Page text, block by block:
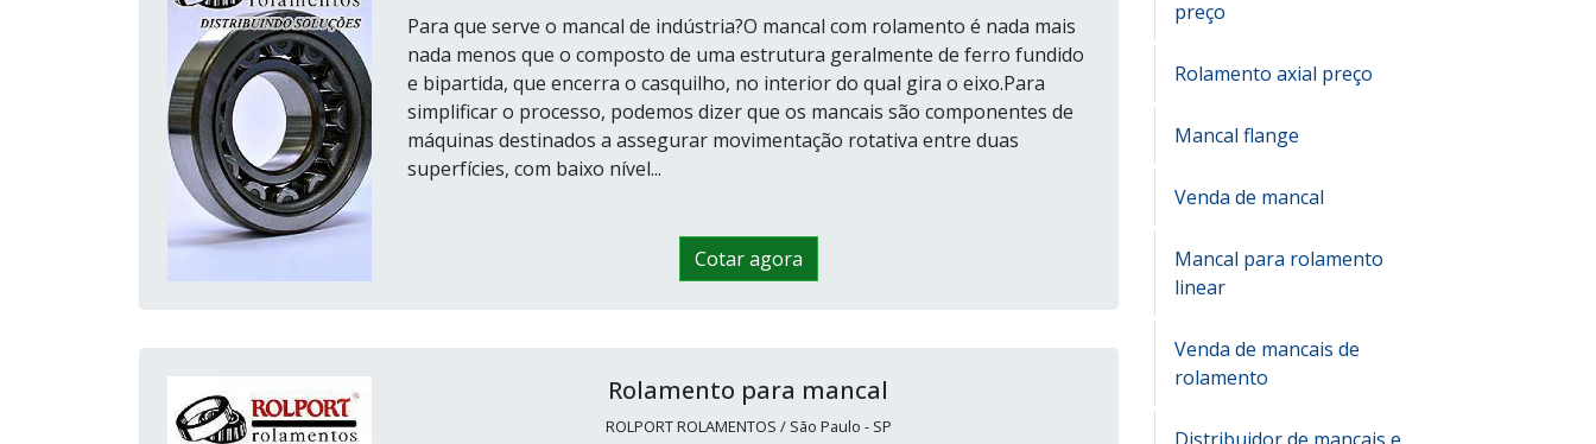
Para que serve o mancal de indústria?O mancal com rolamento é nada mais
nada menos que o composto de uma estrutura geralmente de ferro fundido
e bipartida, que encerra o casquilho, no interior do qual gira o eixo.Para
simplificar o processo, podemos dizer que os mancais são componentes de
máquinas destinados a assegurar movimentação rotativa entre duas
superfícies, com baixo nível...
Cotar agora
Rolamento para mancal
ROLPORT ROLAMENTOS / São Paulo - SP
preço
Rolamento axial preço
Mancal flange
Venda de mancal
Mancal para rolamento
linear
Venda de mancais de
rolamento